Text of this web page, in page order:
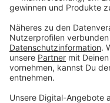
Es ist das erste
Stefanie ist in der
ebenfalls, Bassist
Andreas Novak, der
gehört natürlich auch
„Bandbaby“ hat
sagt, dass der Kleine